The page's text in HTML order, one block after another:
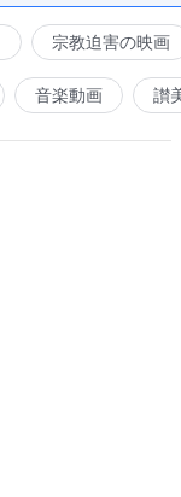
宗教迫害の映画
音楽動画 讃